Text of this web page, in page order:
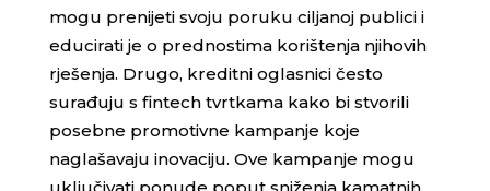
mogu prenijeti svoju poruku ciljanoj publici i
educirati je o prednostima korištenja njihovih
rješenja. Drugo, kreditni oglasnici često
surađuju s fintech tvrtkama kako bi stvorili
posebne promotivne kampanje koje
naglašavaju inovaciju. Ove kampanje mogu